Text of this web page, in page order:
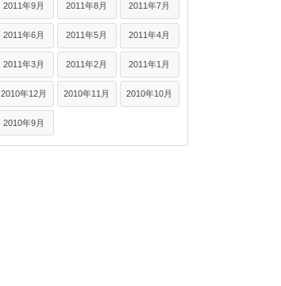
2011年9月 2011年8月 2011年7月
2011年6月 2011年5月 2011年4月
2011年3月 2011年2月 2011年1月
2010年12月 2010年11月 2010年10月
2010年9月